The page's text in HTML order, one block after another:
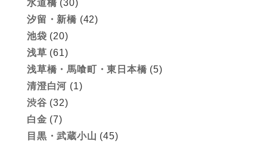
水道橋 (30)
汐留・新橋 (42)
池袋 (20)
浅草 (61)
浅草橋・馬喰町・東日本橋 (5)
清澄白河 (1)
渋谷 (32)
白金 (7)
目黒・武蔵小山 (45)